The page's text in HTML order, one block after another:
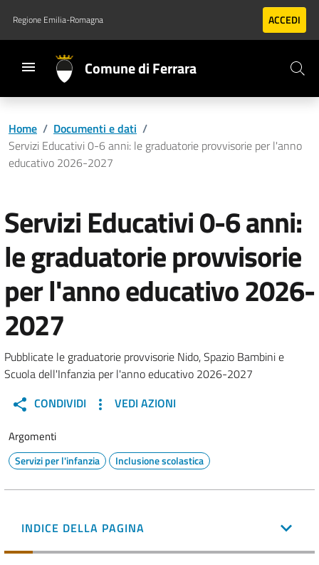
Vai al contenuto principale
Vai al footer
Regione Emilia-Romagna ACCEDI
Comune di Ferrara
Home / Documenti e dati /
Servizi Educativi 0-6 anni: le graduatorie provvisorie per l'anno
educativo 2026-2027
Servizi Educativi 0-6 anni:
le graduatorie provvisorie
per l'anno educativo 2026-
2027
Pubblicate le graduatorie provvisorie Nido, Spazio Bambini e
Scuola dell'Infanzia per l'anno educativo 2026-2027
CONDIVIDI
VEDI AZIONI
Argomenti
Servizi per l'infanzia Inclusione scolastica
INDICE DELLA PAGINA